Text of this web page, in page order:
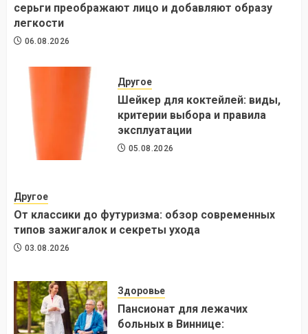
серьги преображают лицо и добавляют образу
легкости
06.08.2026
Другое
Шейкер для коктейлей: виды,
критерии выбора и правила
эксплуатации
05.08.2026
Другое
От классики до футуризма: обзор современных
типов зажигалок и секреты ухода
03.08.2026
Здоровье
Пансионат для лежачих
больных в Виннице: